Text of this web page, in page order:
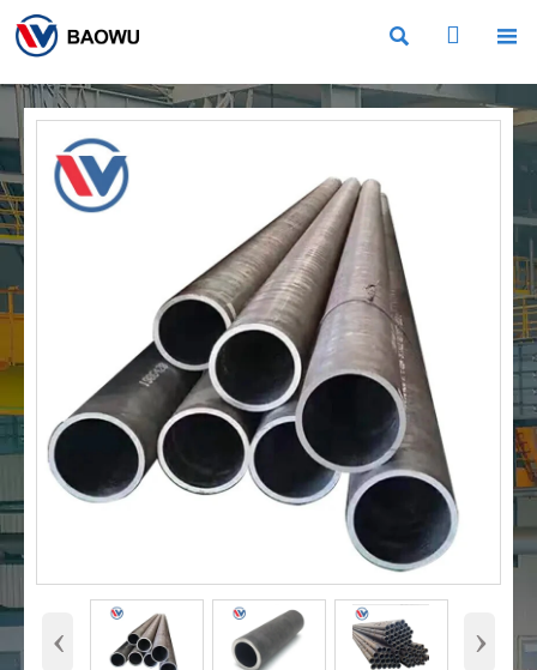
  
‹ ›